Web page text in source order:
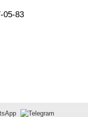
83